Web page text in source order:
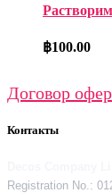
฿100.00
Договор
Контакты
Registration No.: